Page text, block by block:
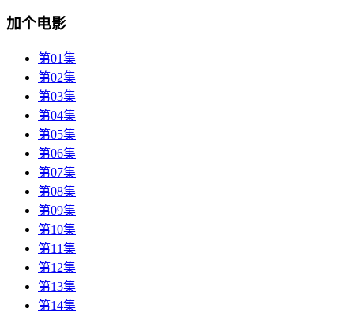
加个电影
第01集
第02集
第03集
第04集
第05集
第06集
第07集
第08集
第09集
第10集
第11集
第12集
第13集
第14集